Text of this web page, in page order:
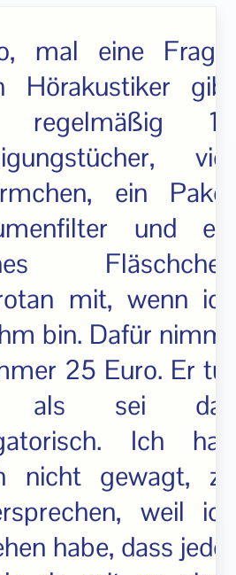
mal eine Frage:
Hörakustiker gibt
10
vier
ein Paket
und ein
Fläschchen
mit, wenn ich
bin. Dafür nimmt
25 Euro. Er tut
als sei das
Ich hab
nicht gewagt, zu
weil ich
habe, dass jeder